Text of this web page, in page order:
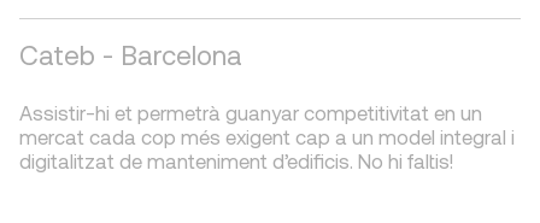
Cateb - Barcelona
Assistir-hi et permetrà guanyar competitivitat en un
mercat cada cop més exigent cap a un model integral i
digitalitzat de manteniment d’edificis. No hi faltis!